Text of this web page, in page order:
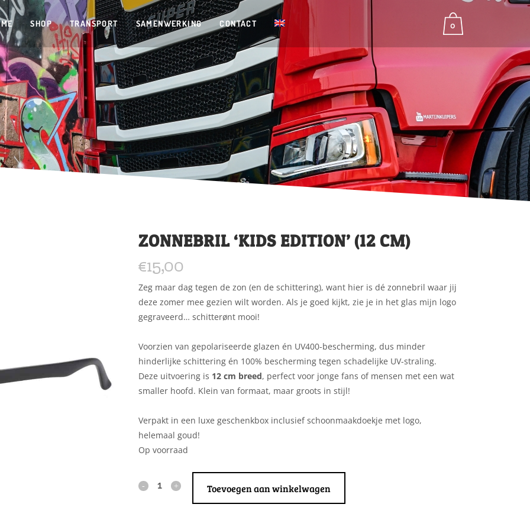
0
SHOP TRANSPORT SAMENWERKING CONTACT
ZONNEBRIL ‘KIDS EDITION’ (12 CM)
€15,00
Zeg maar dag tegen de zon (en de schittering), want hier is dé zonnebril waar jij
deze zomer mee gezien wilt worden. Als je goed kijkt, zie je in het glas mijn logo
gegraveerd… schitterønt mooi!
Voorzien van gepolariseerde glazen én UV400-bescherming, dus minder
hinderlijke schittering én 100% bescherming tegen schadelijke UV-straling.
Deze uitvoering is 12 cm breed, perfect voor jonge fans of mensen met een wat
smaller hoofd. Klein van formaat, maar groots in stijl!
Verpakt in een luxe geschenkbox inclusief schoonmaakdoekje met logo,
helemaal goud!
Op voorraad
Toevoegen aan winkelwagen